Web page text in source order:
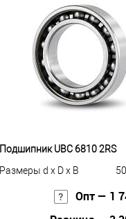
Подшипник UBC 6810 2RS
Размеры d x D x B
Опт — 1